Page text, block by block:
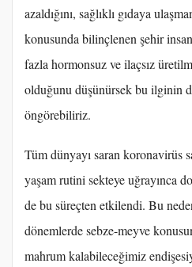
azaldığını, sağlıklı gıdaya
konusunda bilinçlenen şehir
fazla hormonsuz ve ilaçsız
olduğunu düşünürsek bu ilginin
öngörebiliriz.
Tüm dünyayı saran koronavirüs
yaşam rutini sekteye uğrayınca
de bu süreçten etkilendi. Bu
dönemlerde sebze-meyve
mahrum kalabileceğimiz